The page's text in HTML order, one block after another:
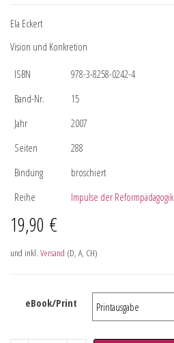
Ela Eckert
Vision und Konkretion
ISBN
978-3-8258-0242-4
Band-Nr.
15
Jahr
2007
Seiten
288
Bindung
broschiert
Reihe
Impulse der Reformpädagogik
19,90 €
und inkl. Versand (D, A, CH)
eBook/Print